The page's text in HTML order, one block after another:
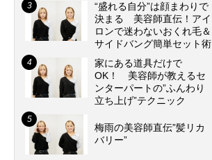
“盛れる自分”は顔まわりで
決まる 美容師直伝！アイ
ロンで迷わないおくれ毛＆
サイドバング簡単セット術
家にある道具だけで
OK！ 美容師が教えるセ
ンターパートの”ふんわり
立ち上げ”テクニック
梅雨の美容師直伝”髪リカ
バリー”